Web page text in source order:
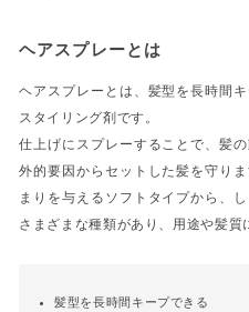
ヘアスプレーとは
ヘアスプレーとは、髪型を長時間
スタイリング剤です。
仕上げにスプレーすることで、髪
外的要因からセットした髪を守り
まりを与えるソフトタイプから、
さまざまな種類があり、用途や髪質
髪型を長時間キープできる